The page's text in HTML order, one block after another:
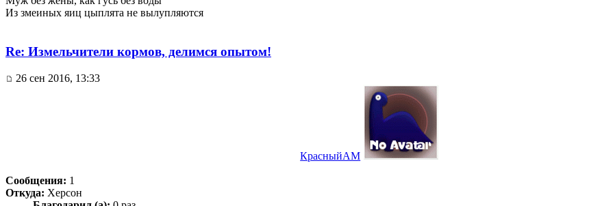
Из змеиных яиц цыплята не вылупляются
Re: Измельчители кормов, делимся опытом!
26 сен 2016, 13:33
КрасныйАМ
Сообщения: 1
Откуда: Херсон